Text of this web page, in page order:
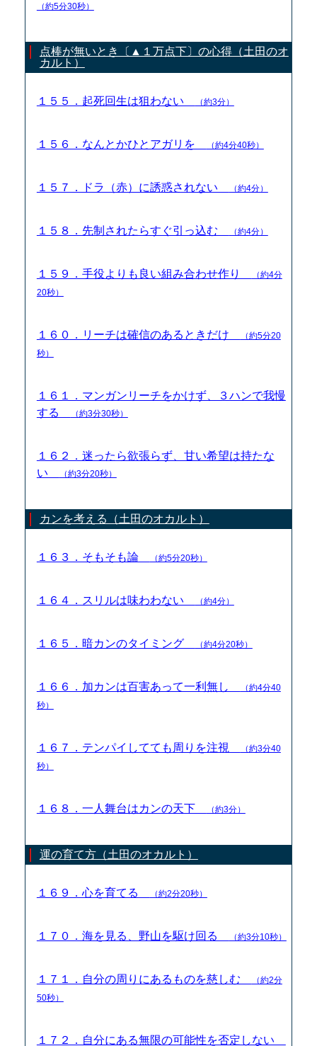
（約5分30秒）
点棒が無いとき〔▲１万点下〕の心得（土田のオ
カルト）
１５５．起死回生は狙わない （約3分）
１５６．なんとかひとアガリを （約4分40秒）
１５７．ドラ（赤）に誘惑されない （約4分）
１５８．先制されたらすぐ引っ込む （約4分）
１５９．手役よりも良い組み合わせ作り
（約4分
20秒）
１６０．リーチは確信のあるときだけ
（約5分20
秒）
１６１．マンガンリーチをかけず、３ハンで我慢
する
（約3分30秒）
１６２．迷ったら欲張らず、甘い希望は持たな
い
（約3分20秒）
カンを考える（土田のオカルト）
１６３．そもそも論 （約5分20秒）
１６４．スリルは味わわない （約4分）
１６５．暗カンのタイミング （約4分20秒）
１６６．加カンは百害あって一利無し
（約4分40
秒）
１６７．テンパイしてても周りを注視
（約3分40
秒）
１６８．一人舞台はカンの天下 （約3分）
運の育て方（土田のオカルト）
１６９．心を育てる （約2分20秒）
１７０．海を見る、野山を駆け回る （約3分10秒）
１７１．自分の周りにあるものを慈しむ
（約2分
50秒）
１７２．自分にある無限の可能性を否定しない